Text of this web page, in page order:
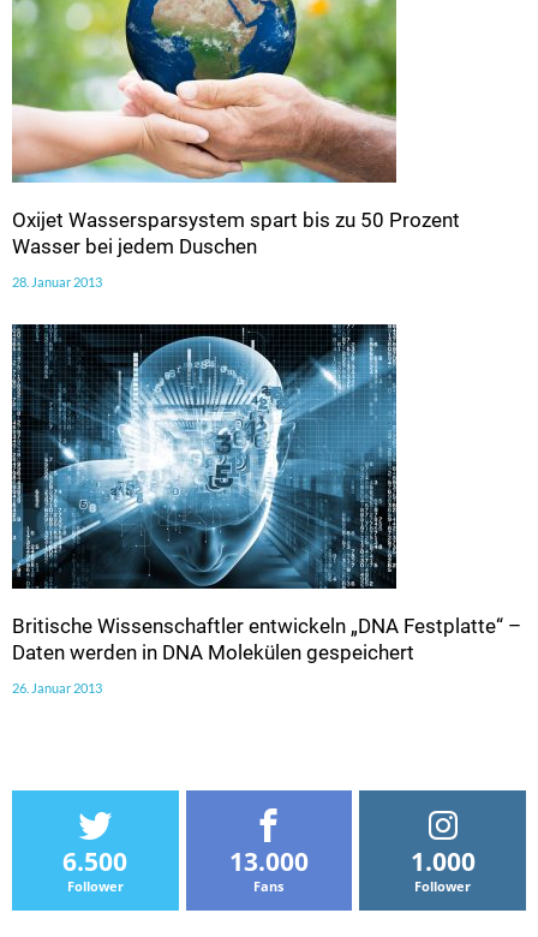
Oxijet Wassersparsystem spart bis zu 50 Prozent
Wasser bei jedem Duschen
28. Januar 2013
Britische Wissenschaftler entwickeln „DNA Festplatte“ –
Daten werden in DNA Molekülen gespeichert
26. Januar 2013
6.500
Follower
13.000
Fans
1.000
Follower